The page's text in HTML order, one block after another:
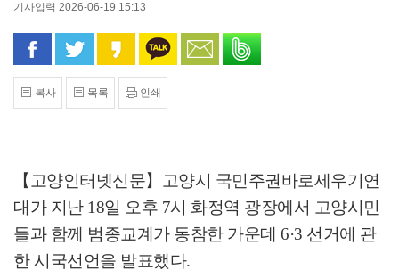
기사입력 2026-06-19 15:13
페이스북으로 공유
트위터로 공유카카오 스토리로 공유
카카오톡으로 공유
문자로 공유
복사 목록 인쇄
【고양인터넷신문】
고양시 국민주권바로세우기연
대가 지난 18일 오후 7시 화정역 광장에서 고양시민
들과 함께 범종교계가 동참한 가운데 6·3 선거에 관
한 시국선언을 발표했다.